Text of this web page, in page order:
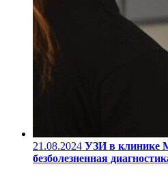
21.08.2024 УЗИ в клинике
безболезненная